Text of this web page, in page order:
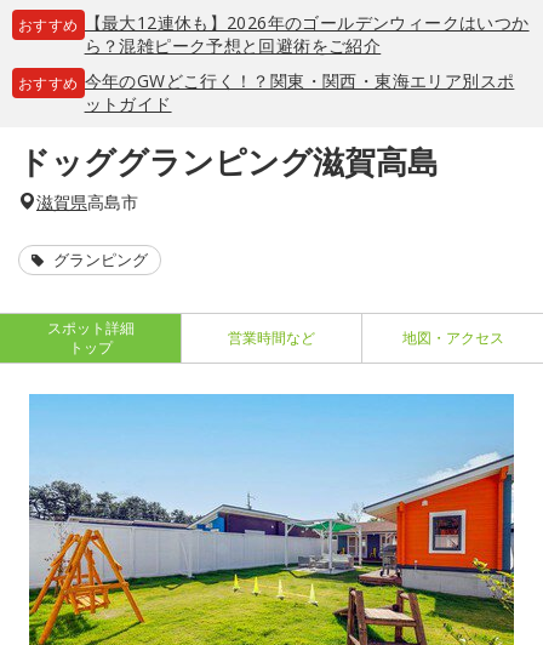
おすすめ
【最大12連休も】2026年のゴールデンウィークはいつか
ら？混雑ピーク予想と回避術をご紹介
おすすめ 今年のGWどこ行く！？関東・関西・東海エリア別スポ
ットガイド
ドッググランピング滋賀高島
滋賀県高島市
グランピング
スポット詳細
トップ
営業時間など 地図・アクセス